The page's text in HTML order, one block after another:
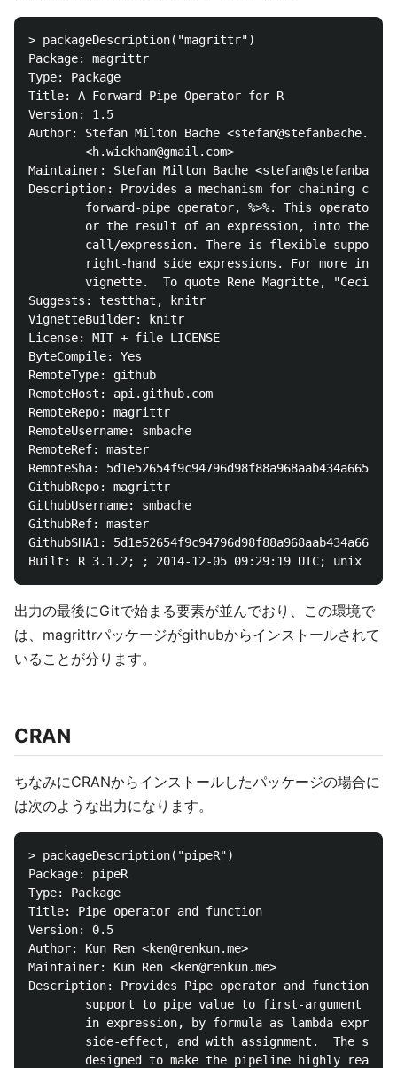
> packageDescription("magrittr")
Package: magrittr
Type: Package
Title: A Forward-Pipe Operator for R
Version: 1.5
Author: Stefan Milton Bache <stefan@stefanbache.dk>
        <h.wickham@gmail.com>
Maintainer: Stefan Milton Bache
Description: Provides a mechanism for chaining
forward-pipe operator, %>%. This operator
or the result of an expression, into the
call/expression. There is flexible support
right-hand side expressions. For more
vignette.  To quote Rene Magritte, "Ceci
Suggests: testthat, knitr
VignetteBuilder: knitr
License: MIT + file LICENSE
ByteCompile: Yes
RemoteType: github
RemoteHost: api.github.com
RemoteRepo: magrittr
RemoteUsername: smbache
RemoteRef: master
RemoteSha: 5d1e52654f9c94796d98f88a968aab434a665aa0
GithubRepo: magrittr
GithubUsername: smbache
GithubRef: master
GithubSHA1: 5d1e52654f9c94796d98f88a968aab434a665aa0
出力の最後にGitで始まる要素が並んでおり、この環境で
は、magrittrパッケージがgithubからインストールされて
いることが分ります。
CRAN
ちなみにCRANからインストールしたパッケージの場合に
は次のような出力になります。
> packageDescription("pipeR")
Package: pipeR
Type: Package
Title: Pipe operator and function
Version: 0.5
Author: Kun Ren <ken@renkun.me>
Maintainer: Kun Ren <ken@renkun.me>
Description: Provides Pipe operator and function
support to pipe value to first-argument of
in expression, by formula as lambda
side-effect, and with assignment.  The set
designed to make the pipeline highly